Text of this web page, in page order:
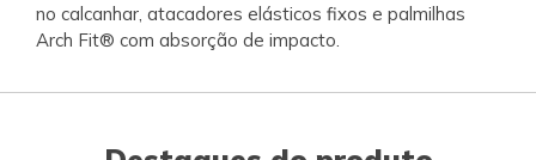
no calcanhar, atacadores elásticos fixos e palmilhas
Arch Fit® com absorção de impacto.